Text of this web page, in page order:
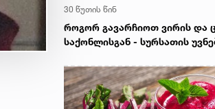
30 წუთის წინ
როგორ გავარჩიოთ ვირის და
საქონლისგან - სურსათის